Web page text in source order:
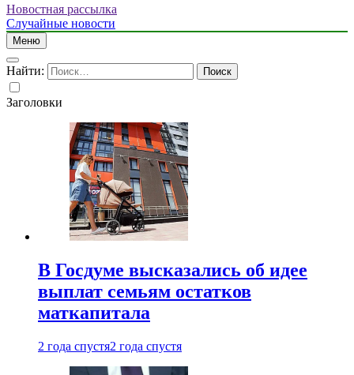
Новостная рассылка
Случайные новости
Меню
Найти:
Заголовки
В Госдуме высказались об идее
выплат семьям остатков
маткапитала
2 года спустя2 года спустя